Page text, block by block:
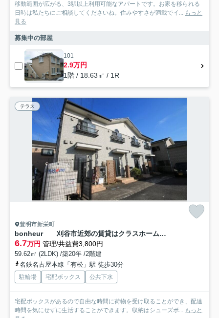
移動範囲が広がる、3駅以上利用可能なアパートです。お家を移られる
日時は私たちにご相談してくださいね。住みやすさが満載でイ... もっと
見る
募集中の部屋
101
2.9万円
1階 / 18.63㎡ / 1R
テラス
豊明市新栄町
bonheur 刈谷市近郊の賃貸はクラスホーム刈谷店
6.7万円 管理/共益費3,800円
59.62㎡ (2LDK) /築20年 /2階建
名鉄名古屋本線「有松」駅 徒歩30分
駐輪場 宅配ボックス 公共下水
宅配ボックスがあるので自由な時間に荷物を受け取ることができ、配達
時間を気にせずに生活することができます。収納はシューズボ... もっと